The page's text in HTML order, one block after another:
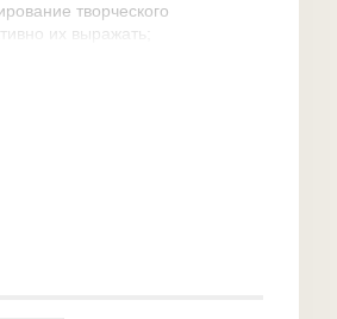
творческого
их выражать;